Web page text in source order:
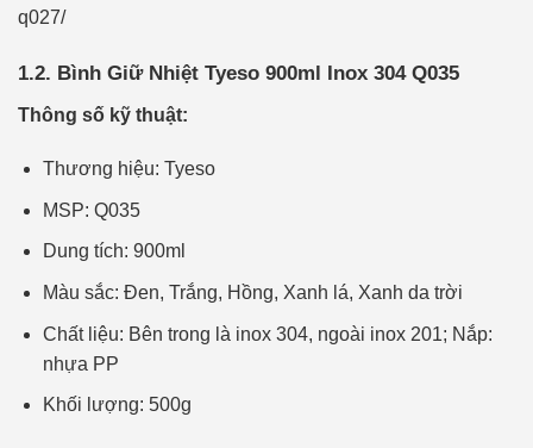
q027/
1.2. Bình Giữ Nhiệt Tyeso 900ml Inox 304 Q035
Thông số kỹ thuật:
Thương hiệu: Tyeso
MSP: Q035
Dung tích: 900ml
Màu sắc: Đen, Trắng, Hồng, Xanh lá, Xanh da trời
Chất liệu: Bên trong là inox 304, ngoài inox 201; Nắp:
nhựa PP
Khối lượng: 500g